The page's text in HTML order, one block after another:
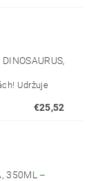
Udržuje
€25,52
350ML –